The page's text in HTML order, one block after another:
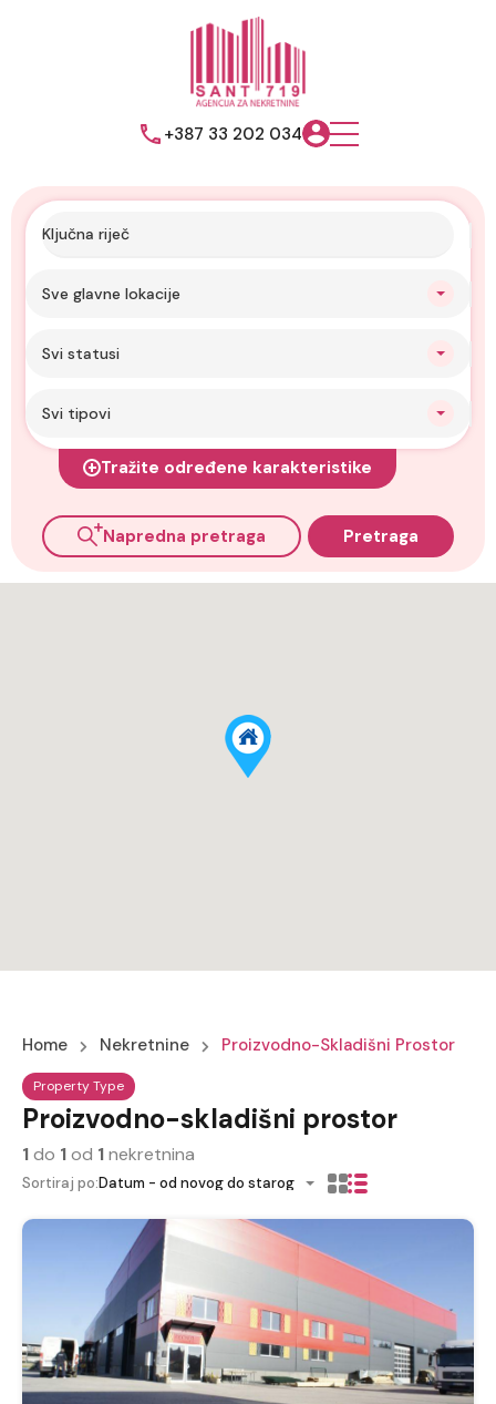
+387 33 202 034
Sve glavne lokacije
Svi statusi
Svi tipovi
Tražite određene karakteristike
Napredna pretraga Pretraga
Home Nekretnine Proizvodno-Skladišni Prostor
Property Type
Proizvodno-skladišni prostor
1do 1od 1nekretnina
Sortiraj po:Datum - od novog do starog